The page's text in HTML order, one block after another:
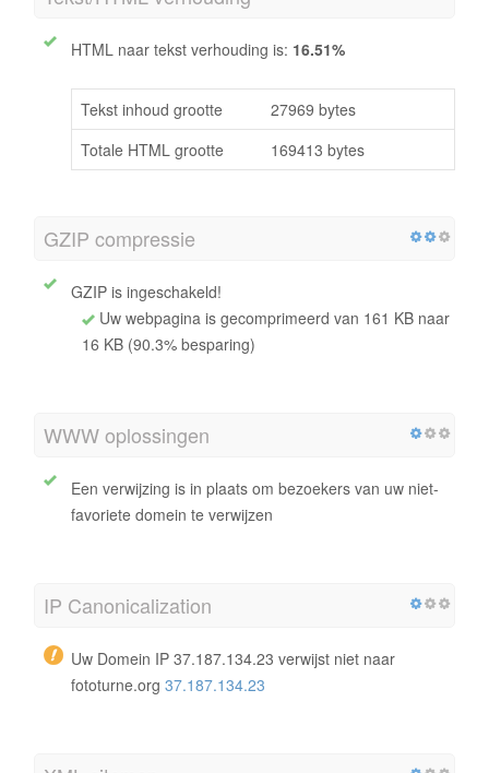
HTML naar tekst verhouding is: 16.51%
Tekst inhoud grootte
27969 bytes
Totale HTML grootte
169413 bytes
GZIP compressie
GZIP is ingeschakeld!
Uw webpagina is gecomprimeerd van 161 KB naar
16 KB (90.3% besparing)
WWW oplossingen
Een verwijzing is in plaats om bezoekers van uw niet-
favoriete domein te verwijzen
IP Canonicalization
Uw Domein IP 37.187.134.23 verwijst niet naar
fototurne.org 37.187.134.23